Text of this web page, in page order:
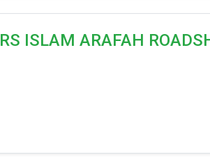
RS ISLAM ARAFAH